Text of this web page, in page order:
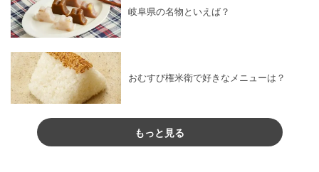
岐阜県の名物といえば？
おむすび権米衛で好きなメニューは？
もっと見る